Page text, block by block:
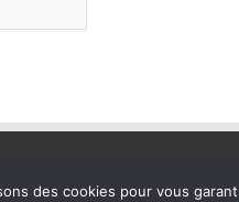
des cookies pour vous